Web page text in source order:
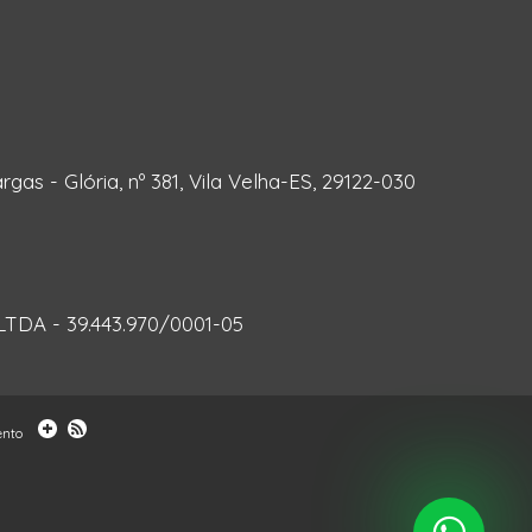
- Glória, nº 381, Vila Velha-ES, 29122-030
- 39.443.970/0001-05